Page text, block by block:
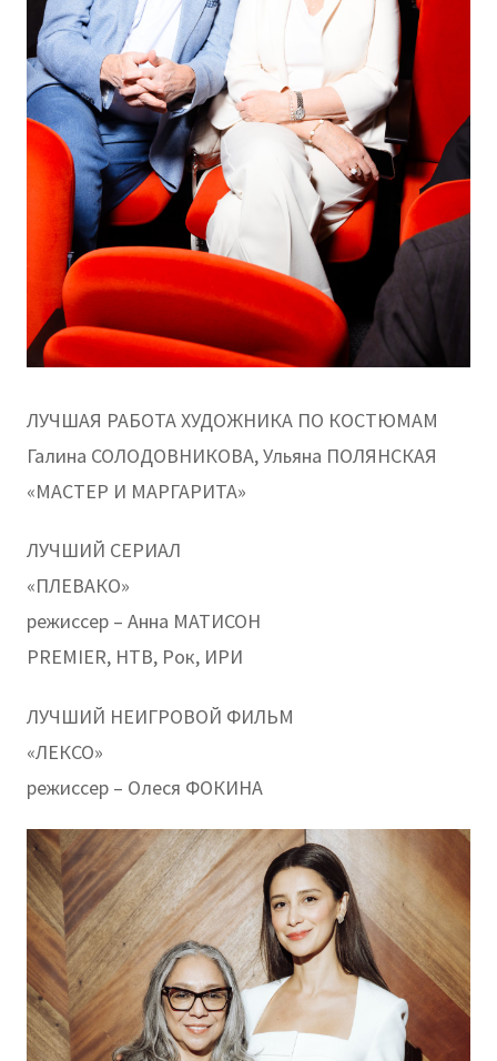
ЛУЧШАЯ РАБОТА ХУДОЖНИКА ПО КОСТЮМАМ
Галина СОЛОДОВНИКОВА, Ульяна ПОЛЯНСКАЯ
«МАСТЕР И МАРГАРИТА»
ЛУЧШИЙ СЕРИАЛ
«ПЛЕВАКО»
режиссер – Анна МАТИСОН
PREMIER, НТВ, Рок, ИРИ
ЛУЧШИЙ НЕИГРОВОЙ ФИЛЬМ
«ЛЕКСО»
режиссер – Олеся ФОКИНА